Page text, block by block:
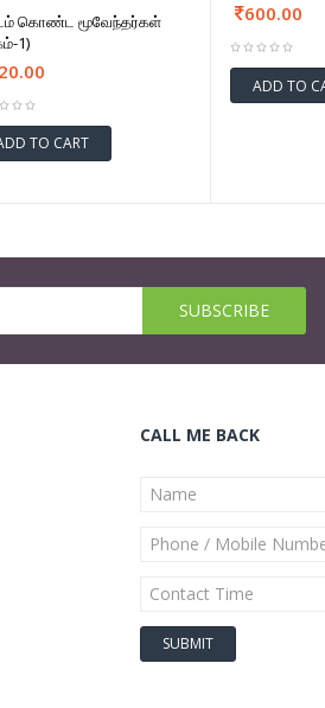
கொண்ட மூவேந்தர்கள்
1)
TO CART
600.00
ADD TO
CALL ME BACK